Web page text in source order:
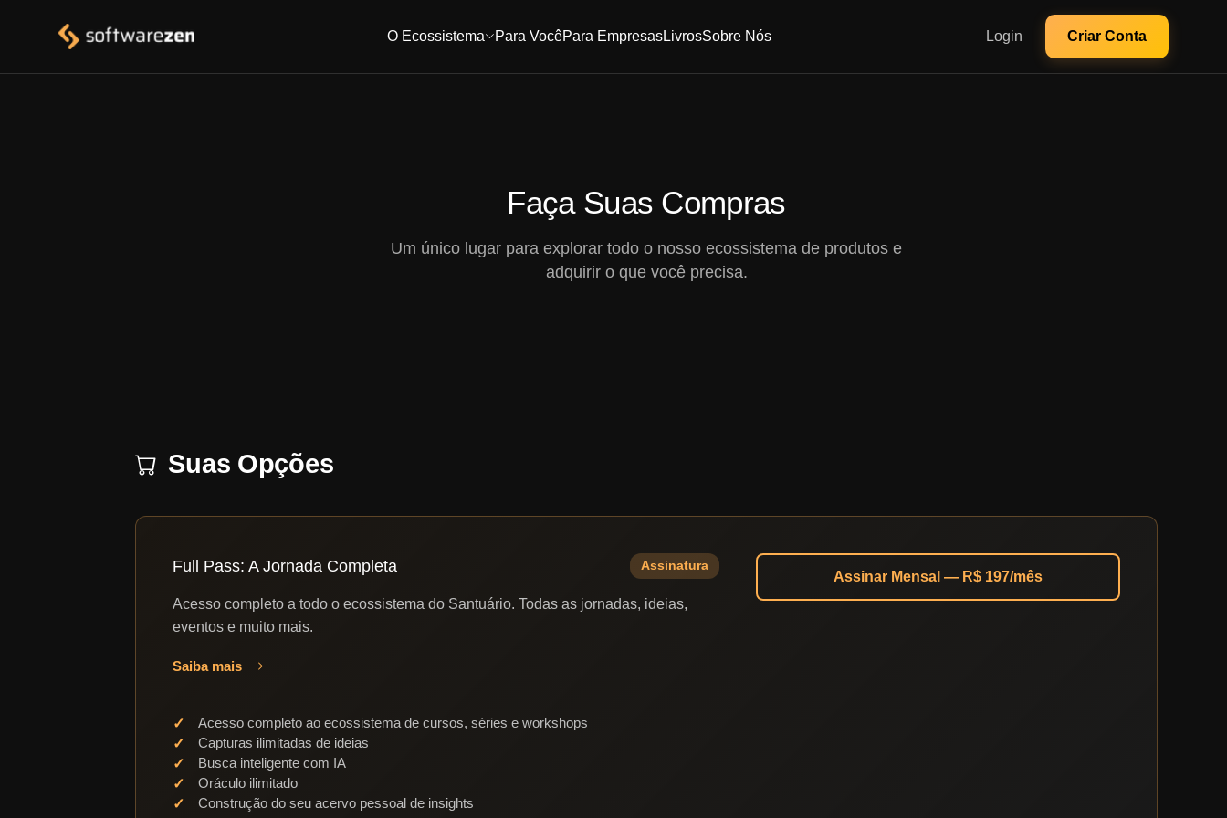
O Ecossistema Para VocêPara EmpresasLivrosSobre Nós Login Criar Conta
Faça Suas Compras
Um único lugar para explorar todo o nosso ecossistema de produtos e
adquirir o que você precisa.
Suas Opções
Full Pass: A Jornada Completa Assinatura
Acesso completo a todo o ecossistema do Santuário. Todas as jornadas, ideias,
eventos e muito mais.
Saiba mais
Acesso completo ao ecossistema de cursos, séries e workshops
Capturas ilimitadas de ideias
Busca inteligente com IA
Oráculo ilimitado
Construção do seu acervo pessoal de insights
Assinar Mensal — R$ 197/mês